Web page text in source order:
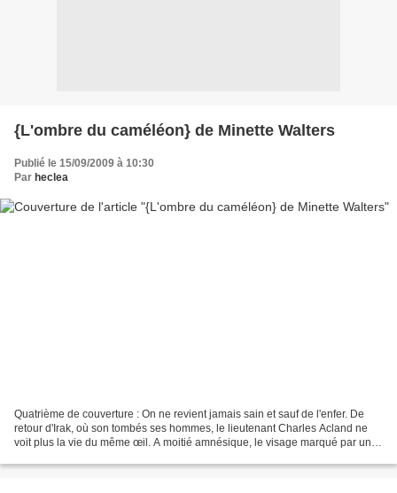
{L'ombre du caméléon} de Minette Walters
Publié le 15/09/2009 à 10:30
Par heclea
Quatrième de couverture : On ne revient jamais sain et sauf de l'enfer. De
retour d'Irak, où son tombés ses hommes, le lieutenant Charles Acland ne
voit plus la vie du même œil. A moitié amnésique, le visage marqué par un